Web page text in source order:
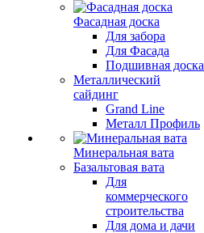
Фасадная доска
Для забора
Для Фасада
Подшивная доска
Металлический
сайдинг
Grand Line
Металл Профиль
Минеральная вата
Базальтовая вата
Для
коммерческого
строительства
Для дома и дачи